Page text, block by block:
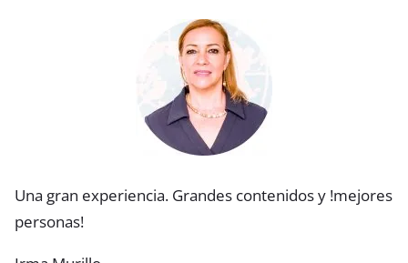
Una gran experiencia. Grandes contenidos y !mejores
personas!